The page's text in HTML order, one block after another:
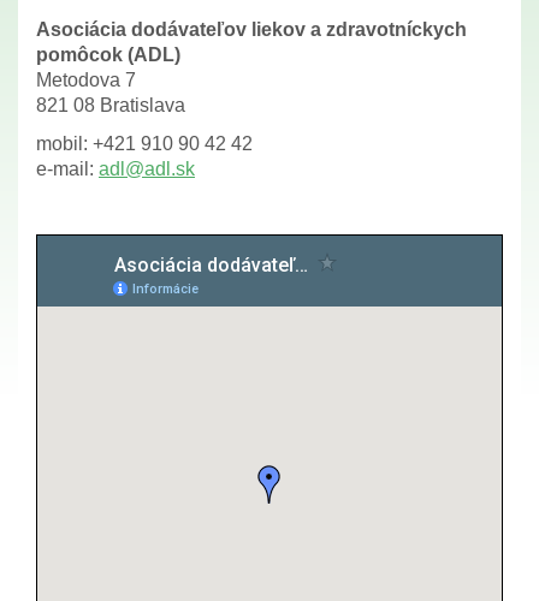
Asociácia dodávateľov liekov a zdravotníckych
pomôcok (ADL)
Metodova 7
821 08 Bratislava
mobil: +421 910 90 42 42
e-mail: adl@adl.sk